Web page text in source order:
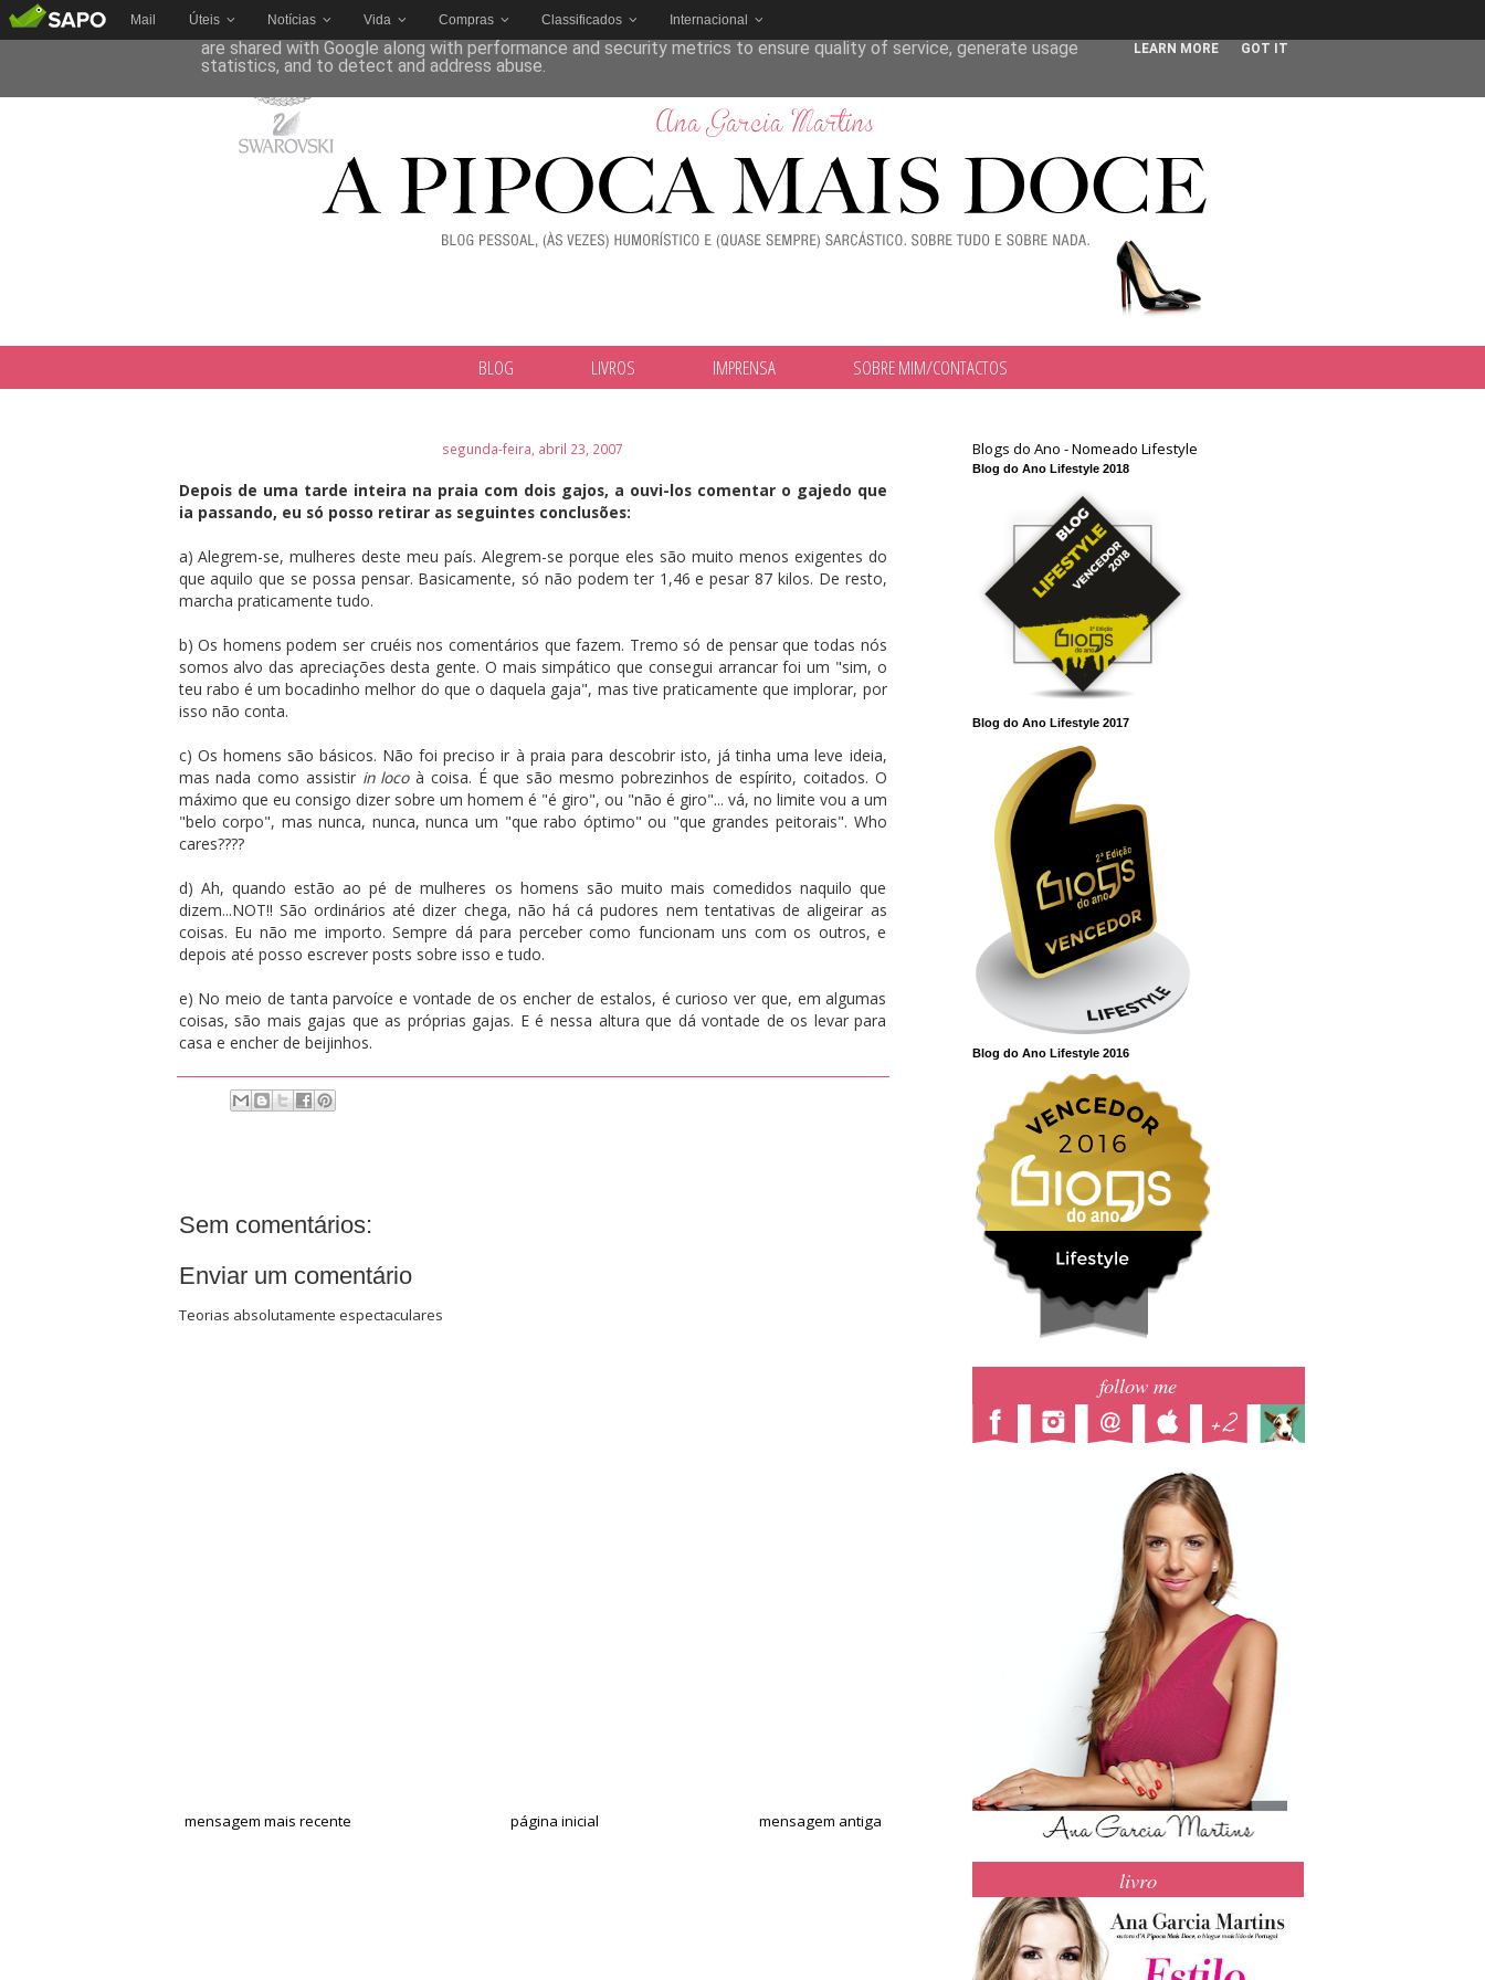
Mail Úteis Notícias Vida Compras Classificados Internacional
BLOG LIVROS IMPRENSA SOBRE MIM/CONTACTOS
segunda-feira, abril 23, 2007
Depois de uma tarde inteira na praia com dois gajos, a ouvi-los comentar o gajedo que
ia passando, eu só posso retirar as seguintes conclusões:
a) Alegrem-se, mulheres deste meu país. Alegrem-se porque eles são muito menos exigentes do
que aquilo que se possa pensar. Basicamente, só não podem ter 1,46 e pesar 87 kilos. De resto,
marcha praticamente tudo.
b) Os homens podem ser cruéis nos comentários que fazem. Tremo só de pensar que todas nós
somos alvo das apreciações desta gente. O mais simpático que consegui arrancar foi um "sim, o
teu rabo é um bocadinho melhor do que o daquela gaja", mas tive praticamente que implorar, por
isso não conta.
c) Os homens são básicos. Não foi preciso ir à praia para descobrir isto, já tinha uma leve ideia,
mas nada como assistir in locoà coisa. É que são mesmo pobrezinhos de espírito, coitados. O
máximo que eu consigo dizer sobre um homem é "é giro", ou "não é giro"... vá, no limite vou a um
"belo corpo", mas nunca, nunca, nunca um "que rabo óptimo" ou "que grandes peitorais". Who
cares????
d) Ah, quando estão ao pé de mulheres os homens são muito mais comedidos naquilo que
dizem...NOT!! São ordinários até dizer chega, não há cá pudores nem tentativas de aligeirar as
coisas. Eu não me importo. Sempre dá para perceber como funcionam uns com os outros, e
depois até posso escrever posts sobre isso e tudo.
e) No meio de tanta parvoíce e vontade de os encher de estalos, é curioso ver que, em algumas
coisas, são mais gajas que as próprias gajas. E é nessa altura que dá vontade de os levar para
casa e encher de beijinhos.
Sem comentários:
Enviar um comentário
Teorias absolutamente espectaculares
mensagem mais recente mensagem antiga
página inicial
Blogs do Ano - Nomeado Lifestyle
Blog do Ano Lifestyle 2018
Blog do Ano Lifestyle 2017
Blog do Ano Lifestyle 2016
follow me
livro
This site uses cookies from Google to deliver its services and to analyze traffic. Your IP address and user-agent
are shared with Google along with performance and security metrics to ensure quality of service, generate usage
statistics, and to detect and address abuse.
LEARN MORE GOT IT